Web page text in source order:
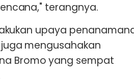
terangnya.
upaya
mengusahakan
Bromo yang sempat